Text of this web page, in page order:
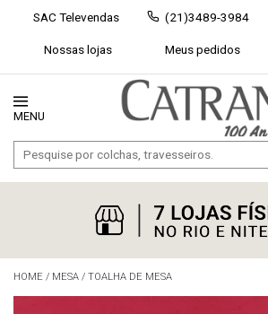
SAC Televendas (21)3489-3984
Nossas lojas
Meus pedidos
HOME / MESA / TOALHA DE MESA